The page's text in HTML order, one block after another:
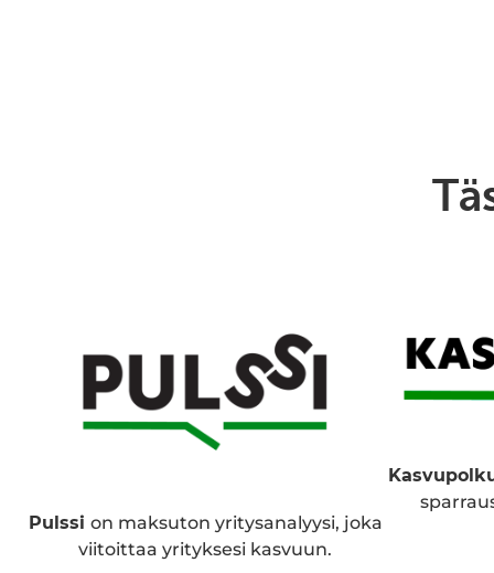
Pulssi on maksuton yritysanalyysi, joka
viitoittaa yrityksesi kasvuun.